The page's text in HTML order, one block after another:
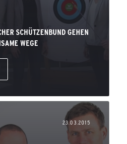
SCHÜTZENBUND GEHEN
WEGE
23.03.2015